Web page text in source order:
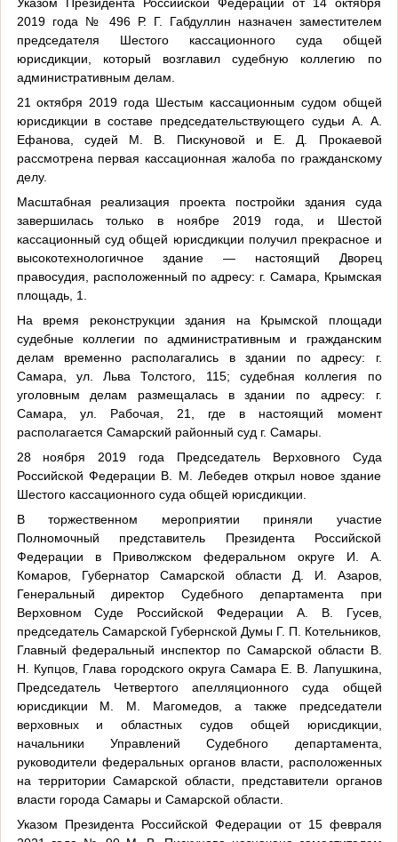
2019 года № 496 Р. Г. Габдуллин назначен заместителем
председателя Шестого кассационного суда общей
юрисдикции, который возглавил судебную коллегию по
административным делам.
21 октября 2019 года Шестым кассационным судом общей
юрисдикции в составе председательствующего судьи А. А.
Ефанова, судей М. В. Пискуновой и Е. Д. Прокаевой
рассмотрена первая кассационная жалоба по гражданскому
делу.
Масштабная реализация проекта постройки здания суда
завершилась только в ноябре 2019 года, и Шестой
кассационный суд общей юрисдикции получил прекрасное и
высокотехнологичное здание — настоящий Дворец
правосудия, расположенный по адресу: г. Самара, Крымская
площадь, 1.
На время реконструкции здания на Крымской площади
судебные коллегии по административным и гражданским
делам временно располагались в здании по адресу: г.
Самара, ул. Льва Толстого, 115; судебная коллегия по
уголовным делам размещалась в здании по адресу: г.
Самара, ул. Рабочая, 21, где в настоящий момент
располагается Самарский районный суд г. Самары.
28 ноября 2019 года Председатель Верховного Суда
Российской Федерации В. М. Лебедев открыл новое здание
Шестого кассационного суда общей юрисдикции.
В торжественном мероприятии приняли участие
Полномочный представитель Президента Российской
Федерации в Приволжском федеральном округе И. А.
Комаров, Губернатор Самарской области Д. И. Азаров,
Генеральный директор Судебного департамента при
Верховном Суде Российской Федерации А. В. Гусев,
председатель Самарской Губернской Думы Г. П. Котельников,
Главный федеральный инспектор по Самарской области В.
Н. Купцов, Глава городского округа Самара Е. В. Лапушкина,
Председатель Четвертого апелляционного суда общей
юрисдикции М. М. Магомедов, а также председатели
верховных и областных судов общей юрисдикции,
начальники Управлений Судебного департамента,
руководители федеральных органов власти, расположенных
на территории Самарской области, представители органов
власти города Самары и Самарской области.
Указом Президента Российской Федерации от 15 февраля